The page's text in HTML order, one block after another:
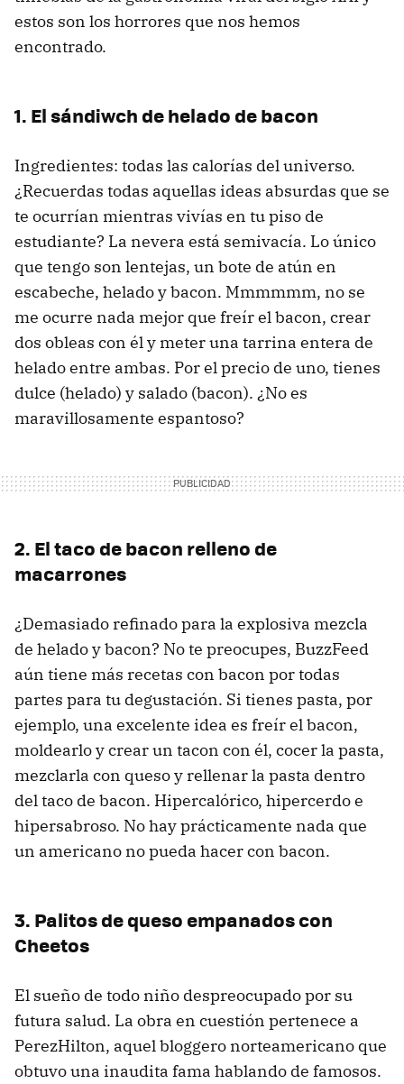
estos son los horrores que nos hemos
encontrado.
1. El sándiwch de helado de bacon
Ingredientes: todas las calorías del universo.
¿Recuerdas todas aquellas ideas absurdas que se
te ocurrían mientras vivías en tu piso de
estudiante? La nevera está semivacía. Lo único
que tengo son lentejas, un bote de atún en
escabeche, helado y bacon. Mmmmmm, no se
me ocurre nada mejor que freír el bacon, crear
dos obleas con él y meter una tarrina entera de
helado entre ambas. Por el precio de uno, tienes
dulce (helado) y salado (bacon). ¿No es
maravillosamente espantoso?
2. El taco de bacon relleno de
macarrones
¿Demasiado refinado para la explosiva mezcla
de helado y bacon? No te preocupes, BuzzFeed
aún tiene más recetas con bacon por todas
partes para tu degustación. Si tienes pasta, por
ejemplo, una excelente idea es freír el bacon,
moldearlo y crear un tacon con él, cocer la pasta,
mezclarla con queso y rellenar la pasta dentro
del taco de bacon. Hipercalórico, hipercerdo e
hipersabroso. No hay prácticamente nada que
un americano no pueda hacer con bacon.
3. Palitos de queso empanados con
Cheetos
El sueño de todo niño despreocupado por su
futura salud. La obra en cuestión pertenece a
PerezHilton, aquel bloggero norteamericano que
obtuvo una inaudita fama hablando de famosos.